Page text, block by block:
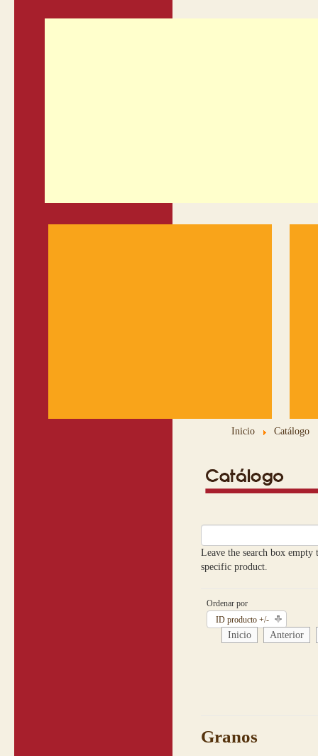
Inicio Catálogo
Leave the search box
specific product.
Ordenar por
ID producto +/-
Inicio Anterior
Granos